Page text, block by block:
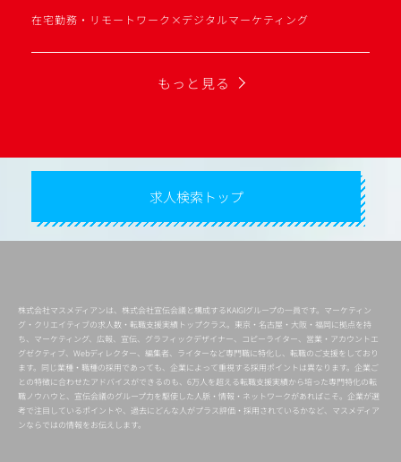
在宅勤務・リモートワーク×デジタルマーケティング
もっと見る
求人検索トップ
株式会社マスメディアンは、株式会社宣伝会議と構成するKAIGIグループの一員です。マーケティン
グ・クリエイティブの求人数・転職支援実績トップクラス。東京・名古屋・大阪・福岡に拠点を持
ち、マーケティング、広報、宣伝、グラフィックデザイナー、コピーライター、営業・アカウントエ
グゼクティブ、Webディレクター、編集者、ライターなど専門職に特化し、転職のご支援をしており
ます。同じ業種・職種の採用であっても、企業によって重視する採用ポイントは異なります。企業ご
との特徴に合わせたアドバイスができるのも、6万人を超える転職支援実績から培った専門特化の転
職ノウハウと、宣伝会議のグループ力を駆使した人脈・情報・ネットワークがあればこそ。企業が選
考で注目しているポイントや、過去にどんな人がプラス評価・採用されているかなど、マスメディア
ンならではの情報をお伝えします。